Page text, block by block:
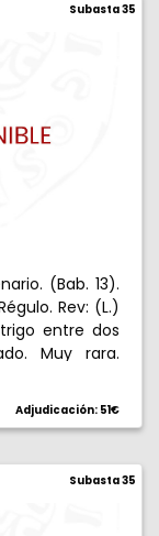
Subasta 35
(Bab. 13).
Rev: (L.)
trigo entre dos
Muy rara.
Adjudicación: 51€
Subasta 35